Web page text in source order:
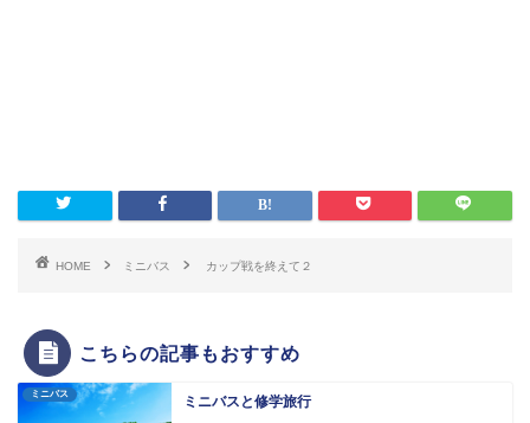
HOME ミニバス カップ戦を終えて２
こちらの記事もおすすめ
ミニバス ミニバスと修学旅行